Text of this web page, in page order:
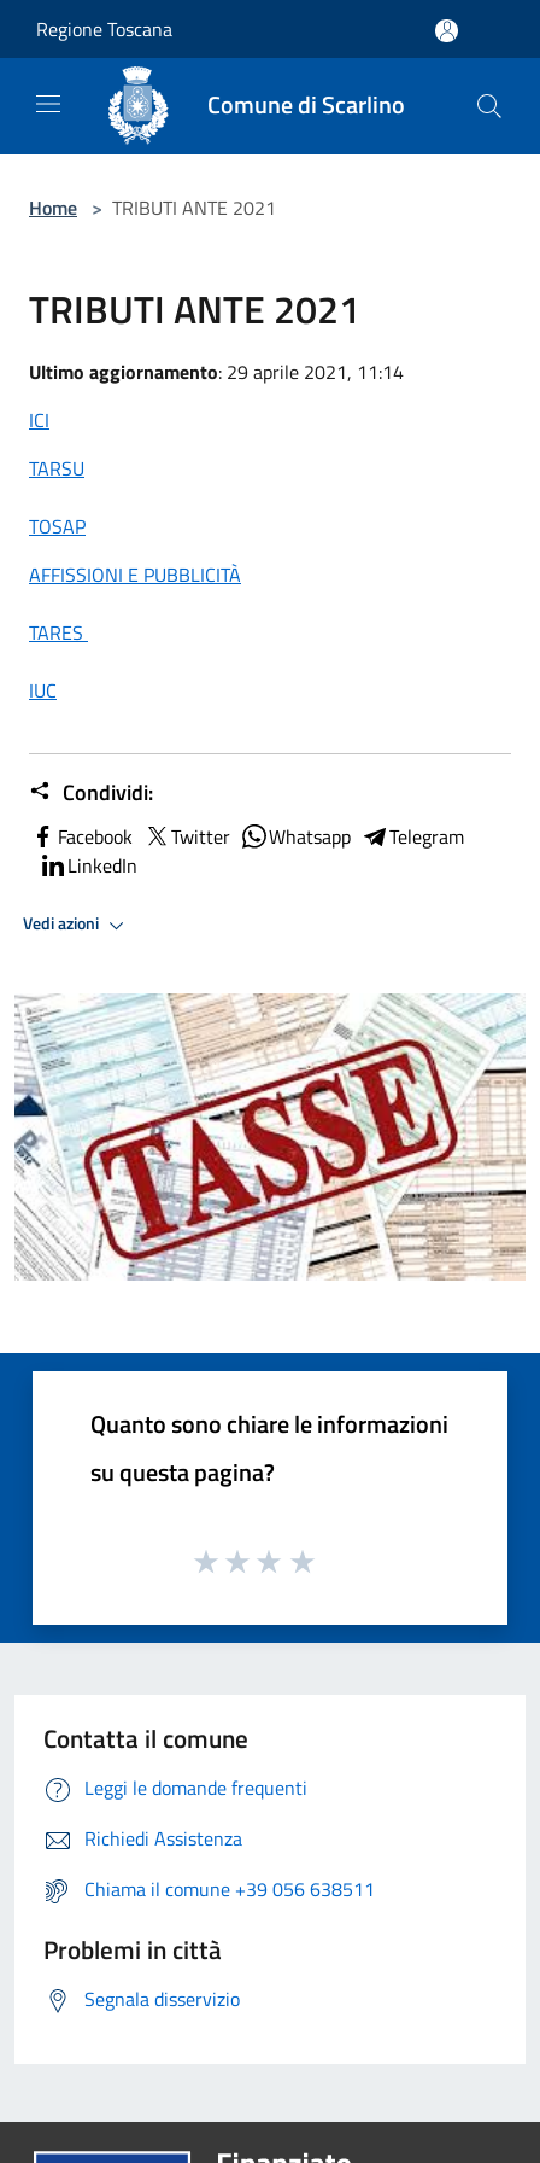
Regione Toscana
Comune di Scarlino
Home > TRIBUTI ANTE 2021
TRIBUTI ANTE 2021
Ultimo aggiornamento: 29 aprile 2021, 11:14
ICI
TARSU
TOSAP
AFFISSIONI E PUBBLICITÀ
TARES
IUC
Condividi:
Facebook Twitter Whatsapp
Telegram
LinkedIn
Vedi azioni
Quanto sono chiare le informazioni
su questa pagina?
Contatta il comune
Leggi le domande frequenti
Richiedi Assistenza
Chiama il comune +39 056 638511
Problemi in città
Segnala disservizio